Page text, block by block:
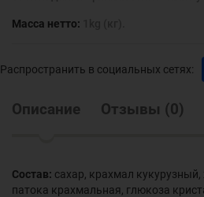
Масса нетто:
Распространить в социальных сетях:
Описание Отзывы (0)
Состав: сахар, крахмал кукурузный,
патока крахмальная, глюкоза